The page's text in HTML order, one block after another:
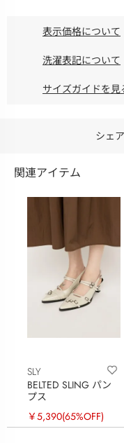
表示価格について
洗濯表記について
サイズガイドを見
シェ
関連アイテム
SLY
BELTED SLING パン
プス
￥5,390(65%OFF)